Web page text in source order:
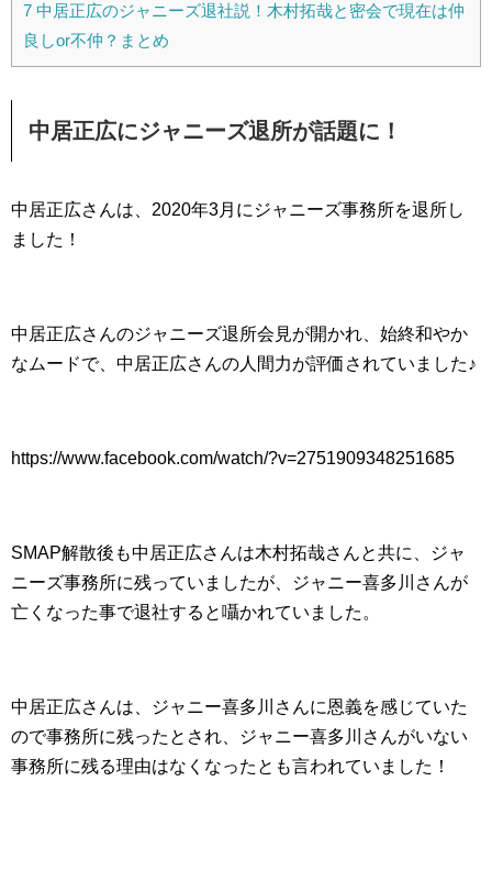
7 中居正広のジャニーズ退社説！木村拓哉と密会で現在は仲
良しor不仲？まとめ
中居正広にジャニーズ退所が話題に！
中居正広さんは、2020年3月にジャニーズ事務所を退所し
ました！
中居正広さんのジャニーズ退所会見が開かれ、始終和やか
なムードで、中居正広さんの人間力が評価されていました♪
https://www.facebook.com/watch/?v=2751909348251685
SMAP解散後も中居正広さんは木村拓哉さんと共に、ジャ
ニーズ事務所に残っていましたが、ジャニー喜多川さんが
亡くなった事で退社すると囁かれていました。
中居正広さんは、ジャニー喜多川さんに恩義を感じていた
ので事務所に残ったとされ、ジャニー喜多川さんがいない
事務所に残る理由はなくなったとも言われていました！